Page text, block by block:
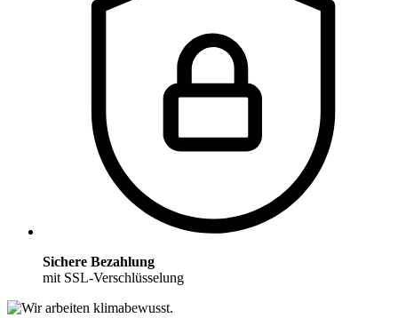
Sichere Bezahlung
mit SSL-Verschlüsselung